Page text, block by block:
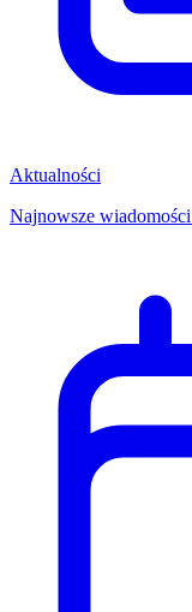
Aktualności
Najnowsze